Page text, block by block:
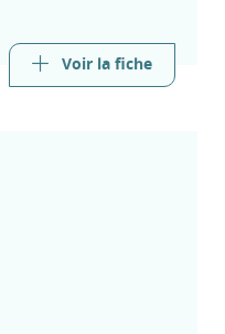
Voir la fiche